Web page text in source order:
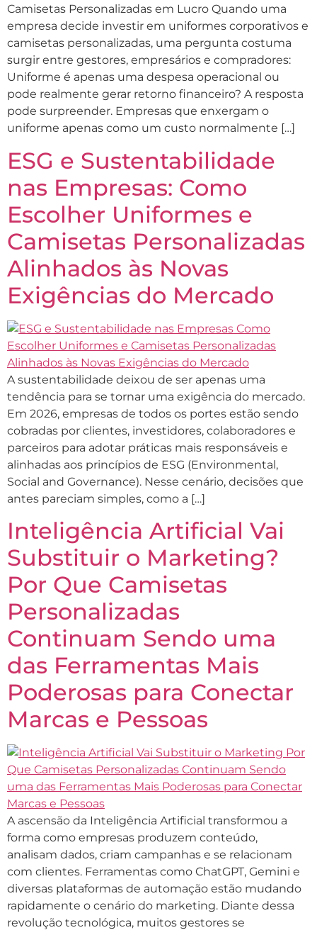
Camisetas Personalizadas em Lucro Quando uma
empresa decide investir em uniformes corporativos e
camisetas personalizadas, uma pergunta costuma
surgir entre gestores, empresários e compradores:
Uniforme é apenas uma despesa operacional ou
pode realmente gerar retorno financeiro? A resposta
pode surpreender. Empresas que enxergam o
uniforme apenas como um custo normalmente […]
ESG e Sustentabilidade
nas Empresas: Como
Escolher Uniformes e
Camisetas Personalizadas
Alinhados às Novas
Exigências do Mercado
A sustentabilidade deixou de ser apenas uma
tendência para se tornar uma exigência do mercado.
Em 2026, empresas de todos os portes estão sendo
cobradas por clientes, investidores, colaboradores e
parceiros para adotar práticas mais responsáveis e
alinhadas aos princípios de ESG (Environmental,
Social and Governance). Nesse cenário, decisões que
antes pareciam simples, como a […]
Inteligência Artificial Vai
Substituir o Marketing?
Por Que Camisetas
Personalizadas
Continuam Sendo uma
das Ferramentas Mais
Poderosas para Conectar
Marcas e Pessoas
A ascensão da Inteligência Artificial transformou a
forma como empresas produzem conteúdo,
analisam dados, criam campanhas e se relacionam
com clientes. Ferramentas como ChatGPT, Gemini e
diversas plataformas de automação estão mudando
rapidamente o cenário do marketing. Diante dessa
revolução tecnológica, muitos gestores se